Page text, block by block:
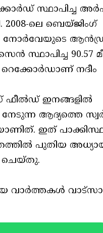
സ്ഥാപിച്ച
2008-ലെ ബെയ്‌ജിംഗ്
നോർവേയുടെ
സ്ഥാപിച്ച 90.57
റെക്കോർഡാണ് നദീം
ഫീൽഡ് ഇനങ്ങളിൽ
നേടുന്ന ആദ്യത്തെ
ഇത്
പുതിയ
ചെയ്തു.
വാർത്തകൾ